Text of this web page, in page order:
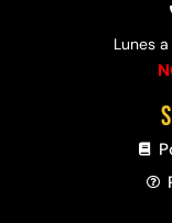
Lunes